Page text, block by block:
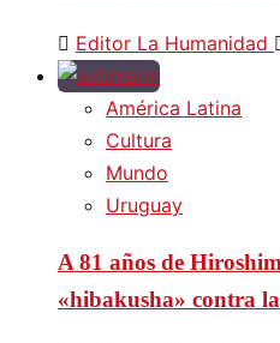
Editor La Humanidad
América Latina
Cultura
Mundo
Uruguay
A 81 años de
«hibakusha» contra